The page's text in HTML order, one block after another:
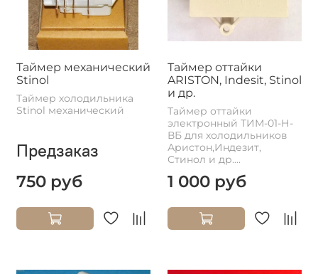
Таймер механический
Stinol
Таймер холодильника
Stinol механический
Предзаказ
750 руб
Таймер оттайки
ARISTON, Indesit, Stinol
и др.
Таймер оттайки
электронный ТИМ-01-Н-
ВБ для холодильников
Аристон,Индезит,
Стинол и др....
1 000 руб